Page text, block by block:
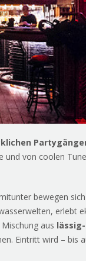
und von coolen
bewegen
erlebt
aus
Eintritt wird – bis